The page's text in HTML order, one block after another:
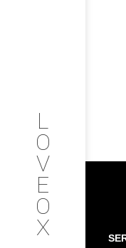
L
O
V
E
O
X